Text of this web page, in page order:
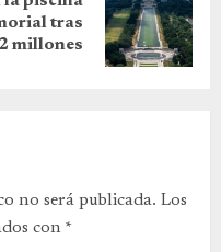
tras
millones
no será publicada. Los
con *